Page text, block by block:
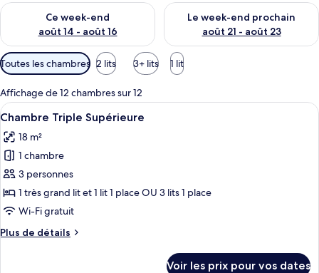
Ce week-end
août 14 - août 16
Vérifier la disponibilité pour ce week-end août 14 - août 16
Le week-end prochain
août 21 - août 23
Vérifier la disponibilité pour
Filtres
disponibles
pour
les
chambres
Toutes les chambres 2 lits 3+ lits 1 lit
Affichage de 12 chambres sur 12
Afficher
toutes
les
photos
pour
ce
type
chambre :
Une chambre d’hôtel moderne avec
8
Chambre Triple Supérieure
18 m²
1 chambre
3 personnes
1 très grand lit et 1 lit 1 place OU 3 lits 1 place
Wi-Fi gratuit
Plus de détails
Plus
Voir les prix pour vos dates